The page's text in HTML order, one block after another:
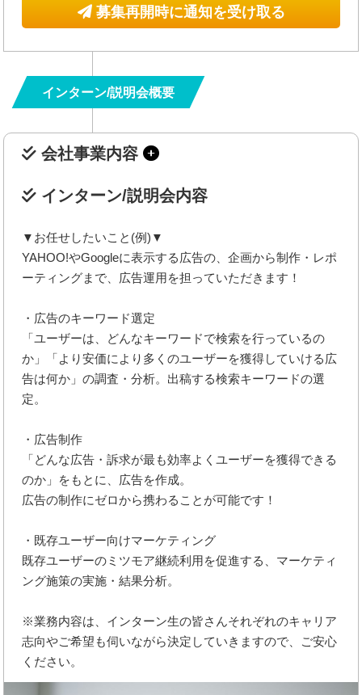
募集再開時に通知を受け取る
インターン/説明会概要
会社事業内容
インターン/説明会内容
▼お任せしたいこと(例)▼
YAHOO!やGoogleに表示する広告の、企画から制作・レポ
ーティングまで、広告運用を担っていただきます！
・広告のキーワード選定
「ユーザーは、どんなキーワードで検索を行っているの
か」「より安価により多くのユーザーを獲得していける広
告は何か」の調査・分析。出稿する検索キーワードの選
定。
・広告制作
「どんな広告・訴求が最も効率よくユーザーを獲得できる
のか」をもとに、広告を作成。
広告の制作にゼロから携わることが可能です！
・既存ユーザー向けマーケティング
既存ユーザーのミツモア継続利用を促進する、マーケティ
ング施策の実施・結果分析。
※業務内容は、インターン生の皆さんそれぞれのキャリア
志向やご希望も伺いながら決定していきますので、ご安心
ください。